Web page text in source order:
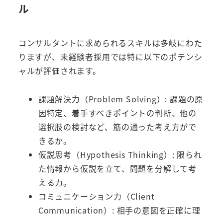
ル
コンサルタントに求められるスキルは多岐にわた
りますが、未経験者採用では特に以下のポテンシ
ャルが評価されます。
課題解決力（Problem Solving）: 課題の原
因特定、着手すべきポイントの判断、他の
選択肢の検討など、筋の通った考え方がで
きるか。
仮説思考（Hypothesis Thinking）: 限られ
た情報から仮説を立て、問題を分解して考
える力。
コミュニケーション力（Client
Communication）: 相手の意図を正確に理